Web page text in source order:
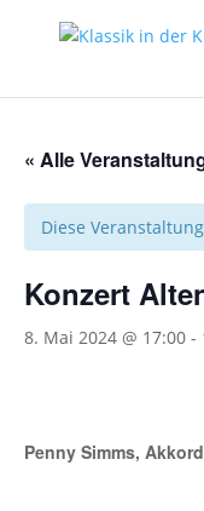
« Alle
Diese
Konzert
8. Mai 2024 @ 17:00 -
Penny Simms,